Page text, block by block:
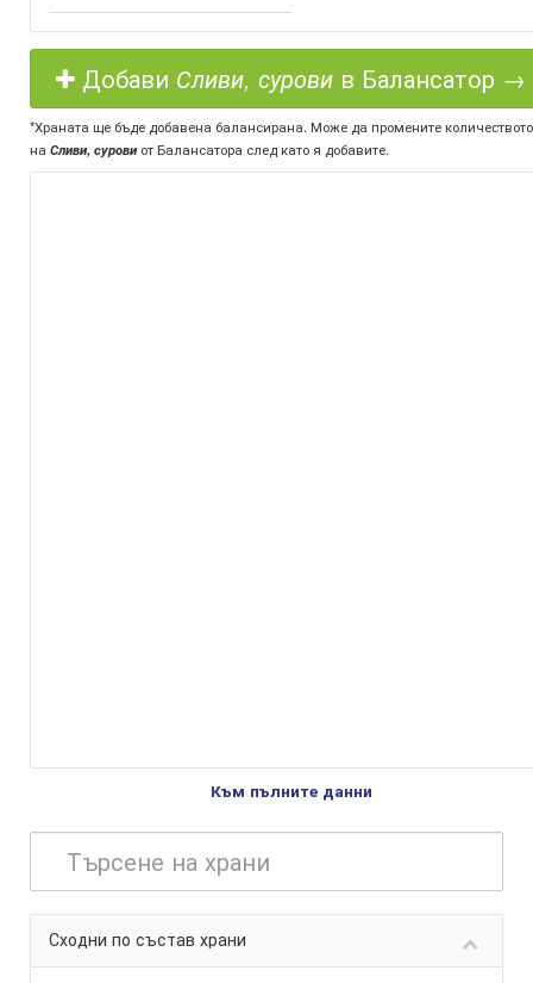
Добави Сливи, сурови в Балансатор →
*Храната ще бъде добавена балансирана. Може да промените количеството
на Сливи, сурови от Балансатора след като я добавите.
Към пълните данни
Сходни по състав храни